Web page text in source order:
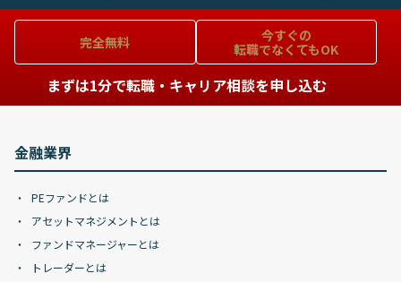
完全無料
今すぐの
転職でなくてもOK
まずは1分で転職・キャリア相談を申し込む
金融業界
PEファンドとは
アセットマネジメントとは
ファンドマネージャーとは
トレーダーとは